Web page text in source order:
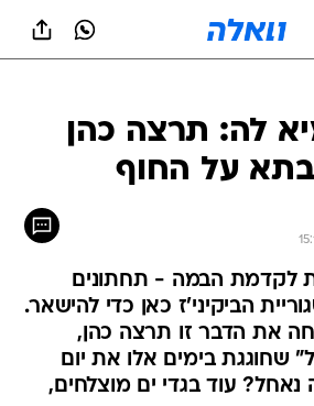
לה: תרצה כהן
על החוף
לקדמת הבמה - תחתונים
הביקיני'ז כאן כדי להישאר.
את הדבר זו תרצה כהן,
שחוגגת בימים אלו את יום
ה-24. מה נאחל? עוד בגדי ים מוצלחים,